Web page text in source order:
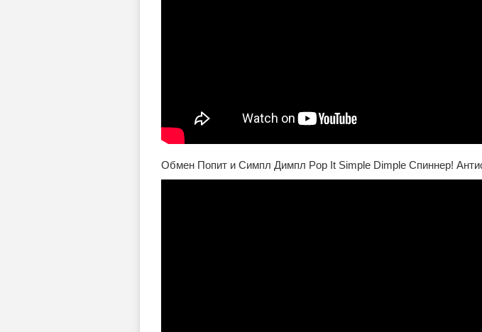
Обмен Попит и Симпл Димпл Pop It Simple Dimple Спиннер!